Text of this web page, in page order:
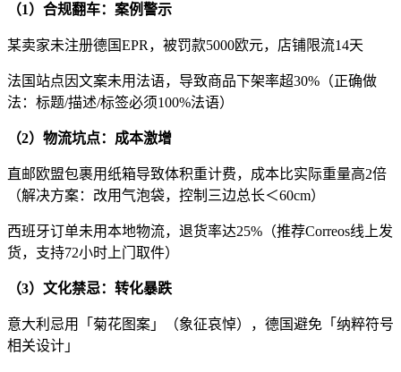
（1）合规翻车：案例警示
某卖家未注册德国EPR ，被罚款5000欧元，店铺限流14天
法国站点因文案未用法语，导致商品下架率超30% （正确做
法：标题/描述/标签必须100%法语）
（2）物流坑点：成本激增
直邮欧盟包裹用纸箱导致体积重计费，成本比实际重量高2倍
（解决方案：改用气泡袋，控制三边总长＜60cm）
西班牙订单未用本地物流，退货率达25% （推荐Correos线上发
货，支持72小时上门取件）
（3）文化禁忌：转化暴跌
意大利忌用「菊花图案」（象征哀悼），德国避免「纳粹符号
相关设计」